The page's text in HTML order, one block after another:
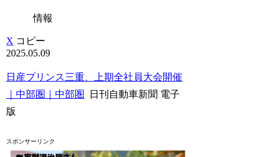
情報
X コピー
2025.05.09
日産プリンス三重、上期全社員大会開催
｜中部圏｜中部圏
日刊自動車新聞 電子
版
スポンサーリンク